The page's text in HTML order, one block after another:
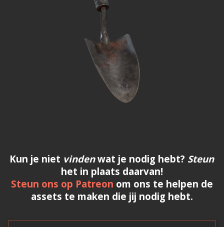
Kun je niet vindenwat je nodig hebt? Steun
het in plaats daarvan!
Steun ons op Patreon om ons te helpen de
assets te maken die jij nodig hebt.